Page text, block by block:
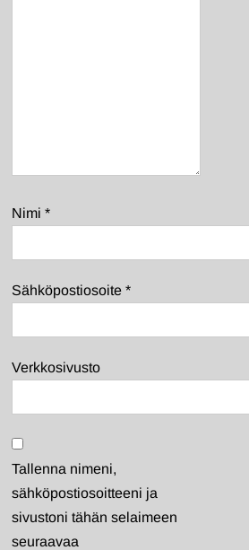
Nimi*
Sähköpostiosoite*
Verkkosivusto
Tallenna nimeni,
sähköpostiosoitteeni ja
sivustoni tähän selaimeen
seuraavaa